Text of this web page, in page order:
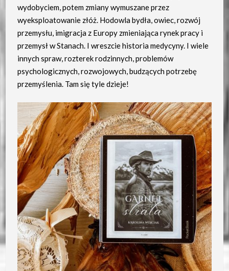
wydobyciem, potem zmiany wymuszane przez
wyeksploatowanie złóż. Hodowla bydła, owiec, rozwój
przemysłu, imigracja z Europy zmieniająca rynek pracy i
przemysł w Stanach. I wreszcie historia medycyny. I wiele
innych spraw, rozterek rodzinnych, problemów
psychologicznych, rozwojowych, budzących potrzebę
przemyślenia. Tam się tyle dzieje!